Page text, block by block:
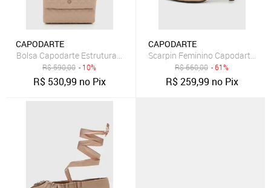
CAPODARTE
Bolsa Capodarte Estruturada Matelassê Nude
R$590,00 - 10%
R$ 530,99 no Pix
CAPODARTE
R$660,00 - 61%
R$259,99 no Pix